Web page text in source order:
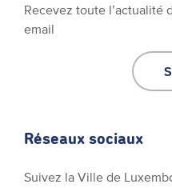
Recevez toute l’actualité
email
Réseaux sociaux
Suivez la Ville de